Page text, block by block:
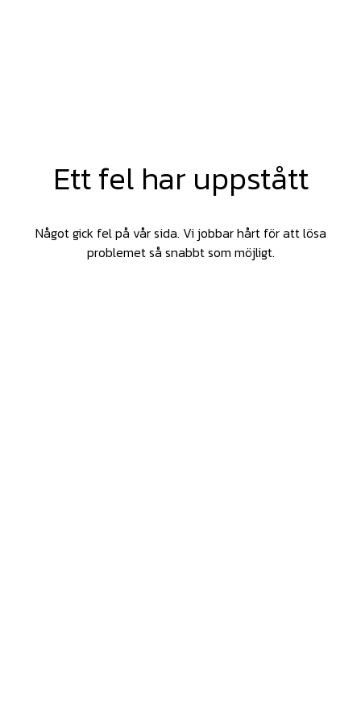
Ett fel har uppstått
Något gick fel på vår sida. Vi jobbar hårt för att lösa
problemet så snabbt som möjligt.